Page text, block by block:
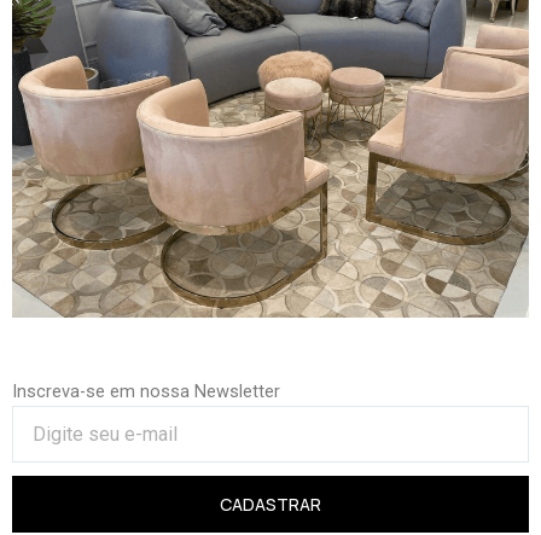
Inscreva-se em nossa Newsletter
CADASTRAR